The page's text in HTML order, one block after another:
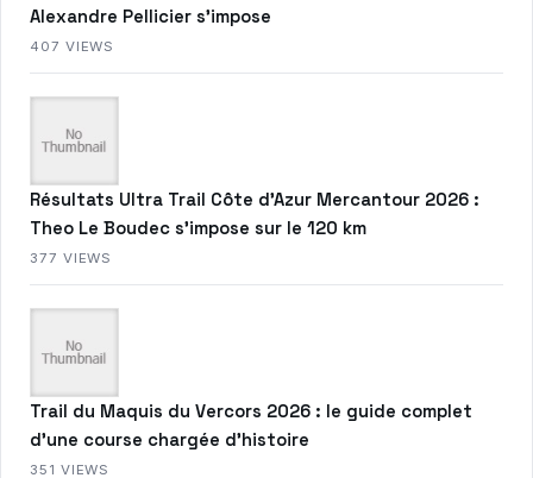
Alexandre Pellicier s’impose
407 VIEWS
Résultats Ultra Trail Côte d’Azur Mercantour 2026 :
Theo Le Boudec s’impose sur le 120 km
377 VIEWS
Trail du Maquis du Vercors 2026 : le guide complet
d’une course chargée d’histoire
351 VIEWS